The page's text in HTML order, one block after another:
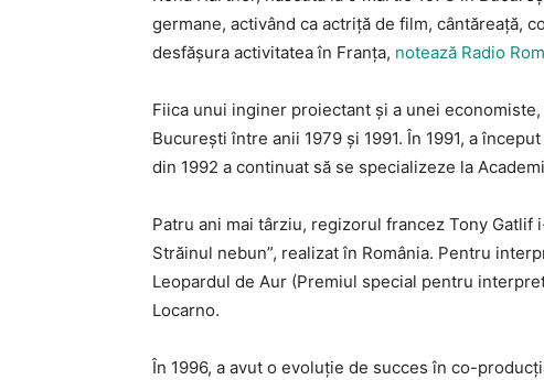
germane, activând ca actriță de film, cântăreață,
desfășura activitatea în Franța, notează Radio
Fiica unui inginer proiectant și a unei
București între anii 1979 și 1991. În 1991, a
din 1992 a continuat să se specializeze la
Patru ani mai târziu, regizorul francez Tony
Străinul nebun”, realizat în România. Pentru
Leopardul de Aur (Premiul special pentru
Locarno.
În 1996, a avut o evoluție de succes în co-